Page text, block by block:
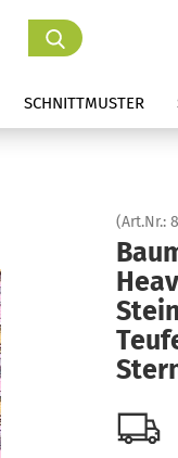
SCHNITTMUSTER
(Art.Nr.: